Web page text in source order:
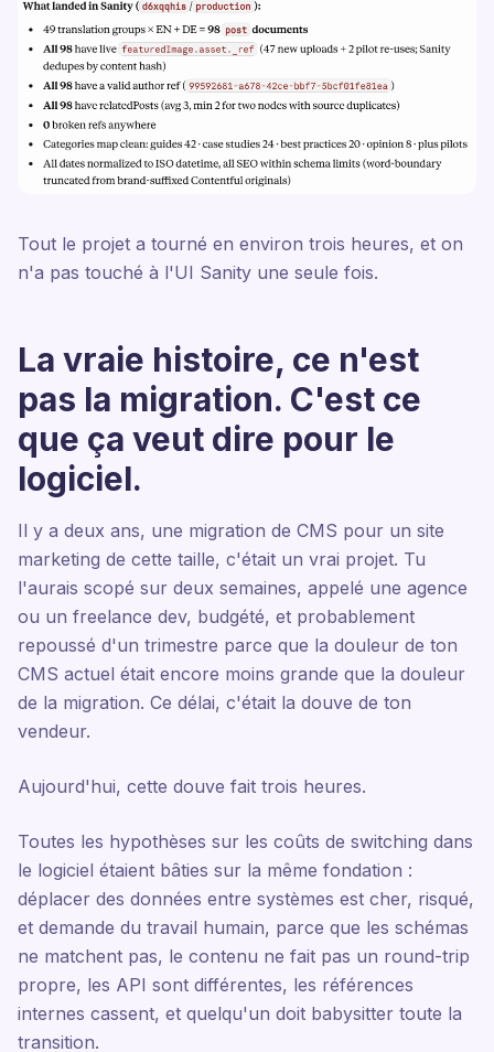
Tout le projet a tourné en environ trois heures, et on
n'a pas touché à l'UI Sanity une seule fois.
La vraie histoire, ce n'est
pas la migration. C'est ce
que ça veut dire pour le
logiciel.
Il y a deux ans, une migration de CMS pour un site
marketing de cette taille, c'était un vrai projet. Tu
l'aurais scopé sur deux semaines, appelé une agence
ou un freelance dev, budgété, et probablement
repoussé d'un trimestre parce que la douleur de ton
CMS actuel était encore moins grande que la douleur
de la migration. Ce délai, c'était la douve de ton
vendeur.
Aujourd'hui, cette douve fait trois heures.
Toutes les hypothèses sur les coûts de switching dans
le logiciel étaient bâties sur la même fondation :
déplacer des données entre systèmes est cher, risqué,
et demande du travail humain, parce que les schémas
ne matchent pas, le contenu ne fait pas un round-trip
propre, les API sont différentes, les références
internes cassent, et quelqu'un doit babysitter toute la
transition.